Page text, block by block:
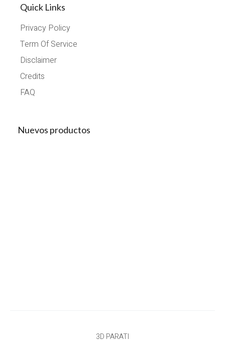
Quick Links
Privacy Policy
Term Of Service
Disclaimer
Credits
FAQ
Nuevos productos
3D PARATI